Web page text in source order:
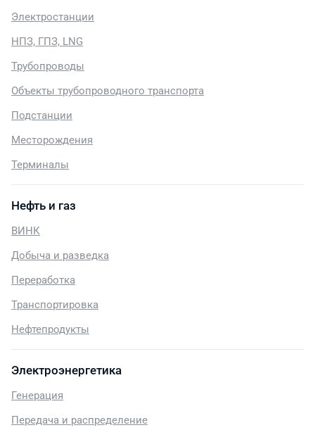
Электростанции
НПЗ, ГПЗ, LNG
Трубопроводы
Объекты трубопроводного транспорта
Подстанции
Месторождения
Терминалы
Нефть и газ
ВИНК
Добыча и разведка
Переработка
Транспортировка
Нефтепродукты
Электроэнергетика
Генерация
Передача и распределение